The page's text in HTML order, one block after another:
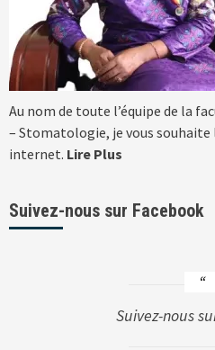
Au nom de toute l’équipe de la
– Stomatologie, je vous
internet. Lire Plus
Suivez-nous sur Facebook
Suivez-nous